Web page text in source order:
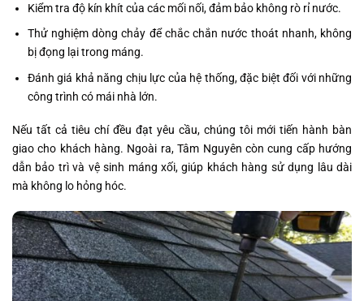
Kiểm tra độ kín khít của các mối nối, đảm bảo không rò rỉ nước.
Thử nghiệm dòng chảy để chắc chắn nước thoát nhanh, không
bị đọng lại trong máng.
Đánh giá khả năng chịu lực của hệ thống, đặc biệt đối với những
công trình có mái nhà lớn.
Nếu tất cả tiêu chí đều đạt yêu cầu, chúng tôi mới tiến hành bàn
giao cho khách hàng. Ngoài ra, Tâm Nguyên còn cung cấp hướng
dẫn bảo trì và vệ sinh máng xối, giúp khách hàng sử dụng lâu dài
mà không lo hỏng hóc.